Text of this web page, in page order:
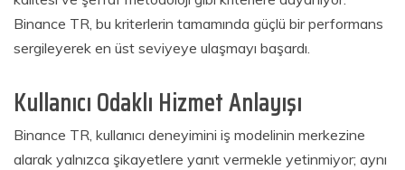
Binance TR, bu kriterlerin tamamında güçlü bir performans
sergileyerek en üst seviyeye ulaşmayı başardı.
Kullanıcı Odaklı Hizmet Anlayışı
Binance TR, kullanıcı deneyimini iş modelinin merkezine
alarak yalnızca şikayetlere yanıt vermekle yetinmiyor; aynı